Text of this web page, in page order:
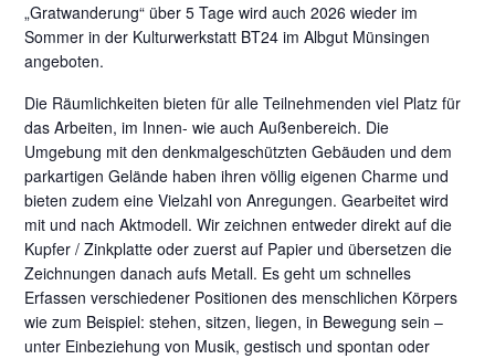
„Gratwanderung“ über 5 Tage wird auch 2026 wieder im
Sommer in der Kulturwerkstatt BT24 im Albgut Münsingen
angeboten.
Die Räumlichkeiten bieten für alle Teilnehmenden viel Platz für
das Arbeiten, im Innen- wie auch Außenbereich. Die
Umgebung mit den denkmalgeschützten Gebäuden und dem
parkartigen Gelände haben ihren völlig eigenen Charme und
bieten zudem eine Vielzahl von Anregungen. Gearbeitet wird
mit und nach Aktmodell. Wir zeichnen entweder direkt auf die
Kupfer / Zinkplatte oder zuerst auf Papier und übersetzen die
Zeichnungen danach aufs Metall. Es geht um schnelles
Erfassen verschiedener Positionen des menschlichen Körpers
wie zum Beispiel: stehen, sitzen, liegen, in Bewegung sein –
unter Einbeziehung von Musik, gestisch und spontan oder